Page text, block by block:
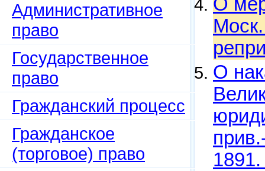
Административное
право
Государственное
право
Гражданский процесс
Гражданское
(торговое) право
О